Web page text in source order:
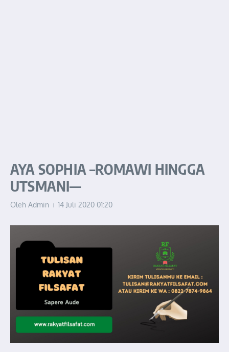
AYA SOPHIA –ROMAWI HINGGA
UTSMANI—
Oleh Admin 14 Juli 2020 01:20